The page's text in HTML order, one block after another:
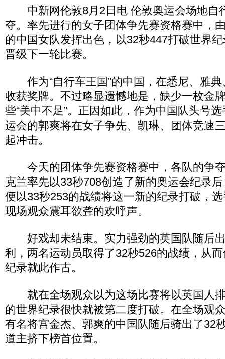
中新网伦敦8月2日电 伦敦奥运会场地自
夺。率先进行的女子团体争先赛资格赛中，
的中国女队发挥出色，以32秒447打破世界
晋级下一轮比赛。
作为“自行车王国”的中国，在悉尼、雅典
收获奖牌。不过略显遗憾地是，缺少一枚金
些“美中不足”。正因如此，作为中国队头号
运会的郭爽将在女子争先、凯琳、团体竞速
起冲击。
今天的团体争先赛资格赛中，各队的争
克兰率先以33秒708创造了新的奥运会纪录
便以33秒253的战绩将这一新的纪录打破，
现场观众震耳欲聋的欢呼声。
好戏却未结束。实力强劲的英国队随后
利，两名运动员取得了32秒526的战绩，从
纪录就此作古。
就在全场观众以为这场比赛将以英国人
的世界纪录很快就被第二度打破。在全场观
有名将宫金杰、郭爽的中国队随后骑出了32
道主挤下榜首位置。